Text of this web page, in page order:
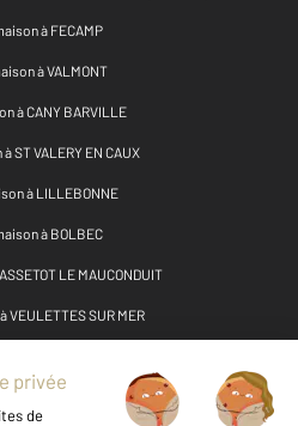
à FECAMP
à VALMONT
à CANY BARVILLE
ST VALERY EN CAUX
à LILLEBONNE
à BOLBEC
LE MAUCONDUIT
VEULETTES SUR MER
HERICOURT EN CAUX